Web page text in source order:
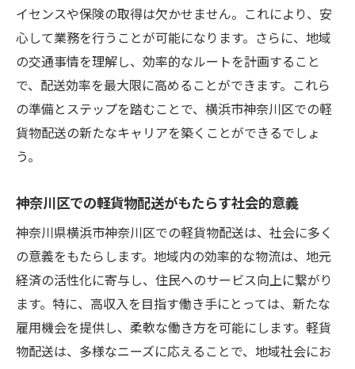
イセンスや保険の取得は欠かせません。これにより、安
心して業務を行うことが可能になります。さらに、地域
の交通事情を理解し、効率的なルートを計画すること
で、配送効率を最大限に高めることができます。これら
の準備とステップを踏むことで、横浜市神奈川区での軽
貨物配送の新たなキャリアを築くことができるでしょ
う。
神奈川区での軽貨物配送がもたらす社会的意義
神奈川県横浜市神奈川区での軽貨物配送は、社会に多く
の意義をもたらします。地域内の効率的な物流は、地元
経済の活性化に寄与し、住民へのサービス向上に繋がり
ます。特に、高収入を目指す働き手にとっては、新たな
雇用機会を提供し、柔軟な働き方を可能にします。軽貨
物配送は、多様なニーズに応えることで、地域社会にお